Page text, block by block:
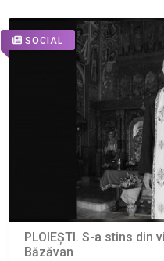
SOCIAL
PLOIEȘTI. S-a stins din
Băzăvan